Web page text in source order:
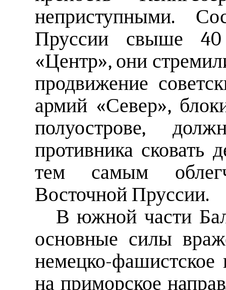
неприступными.
Пруссии свыше
«Центр», они
продвижение
армий «Север»,
полуострове,
противника сковать
тем самым
Восточной Пруссии.
В южной части
основные силы
немецко-фашистское
на приморское